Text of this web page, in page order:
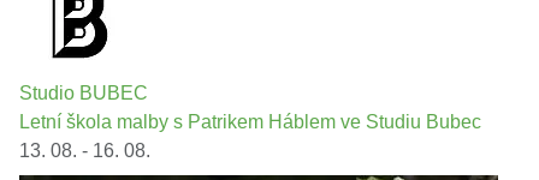
Studio BUBEC
Letní škola malby s Patrikem Háblem ve Studiu Bubec
13. 08. - 16. 08.